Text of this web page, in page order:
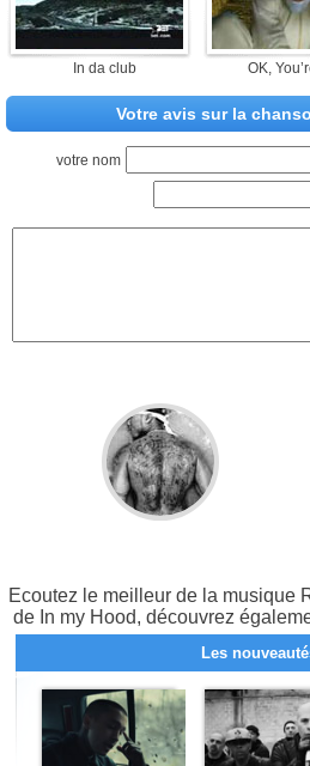
In da club OK,
Votre avis sur la
votre nom
Ecoutez le meilleur de la musique
de In my Hood, découvrez
Les